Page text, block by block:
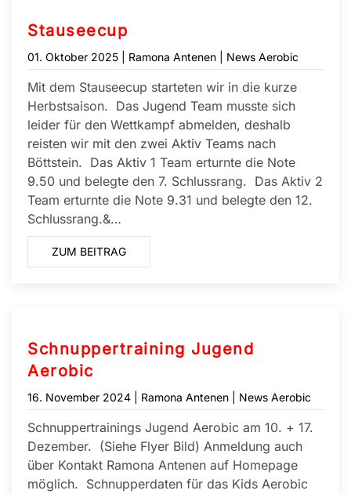
Stauseecup
01. Oktober 2025 | Ramona Antenen | News Aerobic
Mit dem Stauseecup starteten wir in die kurze
Herbstsaison. Das Jugend Team musste sich
leider für den Wettkampf abmelden, deshalb
reisten wir mit den zwei Aktiv Teams nach
Böttstein. Das Aktiv 1 Team erturnte die Note
9.50 und belegte den 7. Schlussrang. Das Aktiv 2
Team erturnte die Note 9.31 und belegte den 12.
Schlussrang.&…
ZUM BEITRAG
Schnuppertraining Jugend
Aerobic
16. November 2024 | Ramona Antenen | News Aerobic
Schnuppertrainings Jugend Aerobic am 10. + 17.
Dezember. (Siehe Flyer Bild) Anmeldung auch
über Kontakt Ramona Antenen auf Homepage
möglich. Schnupperdaten für das Kids Aerobic